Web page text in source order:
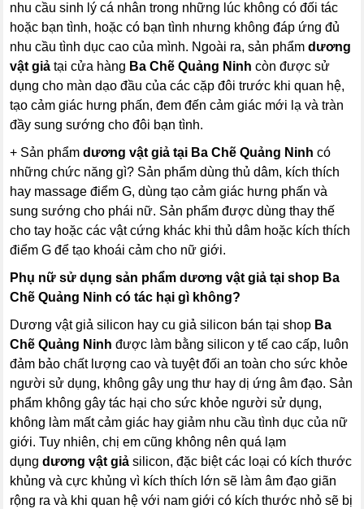
nhu cầu sinh lý cá nhân trong những lúc không có đối tác
hoặc bạn tình, hoặc có bạn tình nhưng không đáp ứng đủ
nhu cầu tình dục cao của mình. Ngoài ra, sản phẩmdương
vật giả tại cửa hàng Ba Chẽ Quảng Ninh còn được sử
dụng cho màn dạo đầu của các cặp đôi trước khi quan hệ,
tạo cảm giác hưng phấn, đem đến cảm giác mới lạ và tràn
đầy sung sướng cho đôi bạn tình.
+ Sản phẩmdương vật giả tại Ba Chẽ Quảng Ninh có
những chức năng gì? Sản phẩm dùng thủ dâm, kích thích
hay massage điểm G, dùng tạo cảm giác hưng phấn và
sung sướng cho phái nữ. Sản phẩm được dùng thay thế
cho tay hoặc các vật cứng khác khi thủ dâm hoặc kích thích
điểm G để tạo khoái cảm cho nữ giới.
Phụ nữ sử dụng sản phẩm dương vật giả tại shop Ba
Chẽ Quảng Ninh có tác hại gì không?
Dương vật giả silicon hay cu giả silicon bán tại shop Ba
Chẽ Quảng Ninh được làm bằng silicon y tế cao cấp, luôn
đảm bảo chất lượng cao và tuyệt đối an toàn cho sức khỏe
người sử dụng, không gây ung thư hay dị ứng âm đạo. Sản
phẩm không gây tác hại cho sức khỏe người sử dụng,
không làm mất cảm giác hay giảm nhu cầu tình dục của nữ
giới. Tuy nhiên, chị em cũng không nên quá lạm
dụngdương vật giảsilicon, đặc biệt các loại có kích thước
khủng và cực khủng vì kích thích lớn sẽ làm âm đạo giãn
rộng ra và khi quan hệ với nam giới có kích thước nhỏ sẽ bị